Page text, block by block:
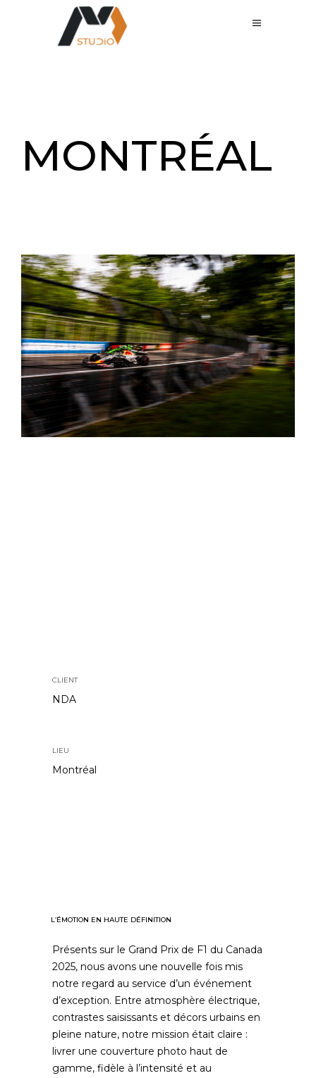
MONTRÉAL
CLIENT
NDA
LIEU
Montréal
L’ÉMOTION EN HAUTE DÉFINITION
Présents sur le Grand Prix de F1 du Canada
2025, nous avons une nouvelle fois mis
notre regard au service d’un événement
d’exception. Entre atmosphère électrique,
contrastes saisissants et décors urbains en
pleine nature, notre mission était claire :
livrer une couverture photo haut de
gamme, fidèle à l’intensité et au